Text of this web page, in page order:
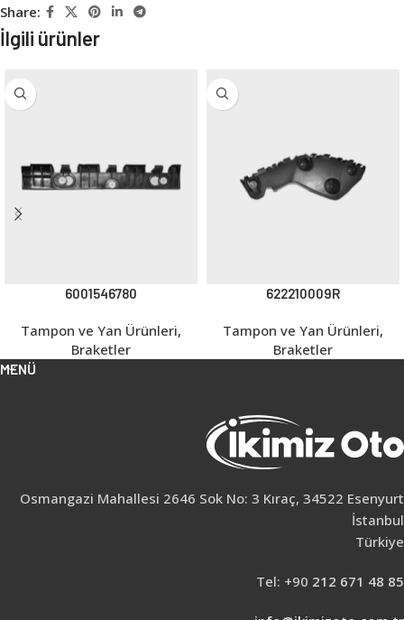
Share:
İlgili ürünler
6001546780
Tampon ve Yan Ürünleri,
Braketler
622210009R
Tampon ve Yan Ürünleri,
Braketler
MENÜ
Osmangazi Mahallesi 2646 Sok No: 3 Kıraç, 34522 Esenyurt
İstanbul
Türkiye
Tel: +90 212 671 48 85